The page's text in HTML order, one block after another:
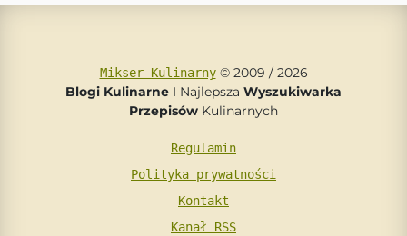
Mikser Kulinarny© 2009 / 2026
Blogi Kulinarne I Najlepsza Wyszukiwarka
Przepisów Kulinarnych
Regulamin
Polityka prywatności
Kontakt
Kanał RSS